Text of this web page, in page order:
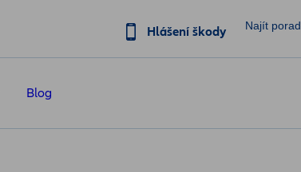
Hlášení škody Najít
Blog